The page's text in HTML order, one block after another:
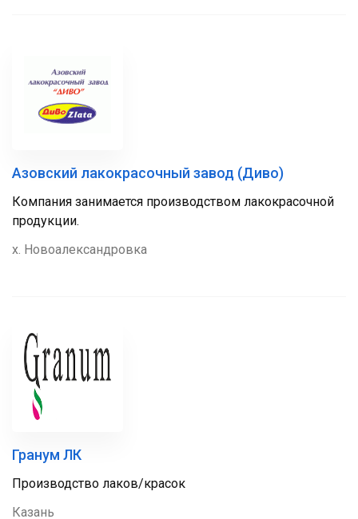
Азовский лакокрасочный завод (Диво)
Компания занимается производством лакокрасочной
продукции.
х. Новоалександровка
Гранум ЛК
Производство лаков/красок
Казань